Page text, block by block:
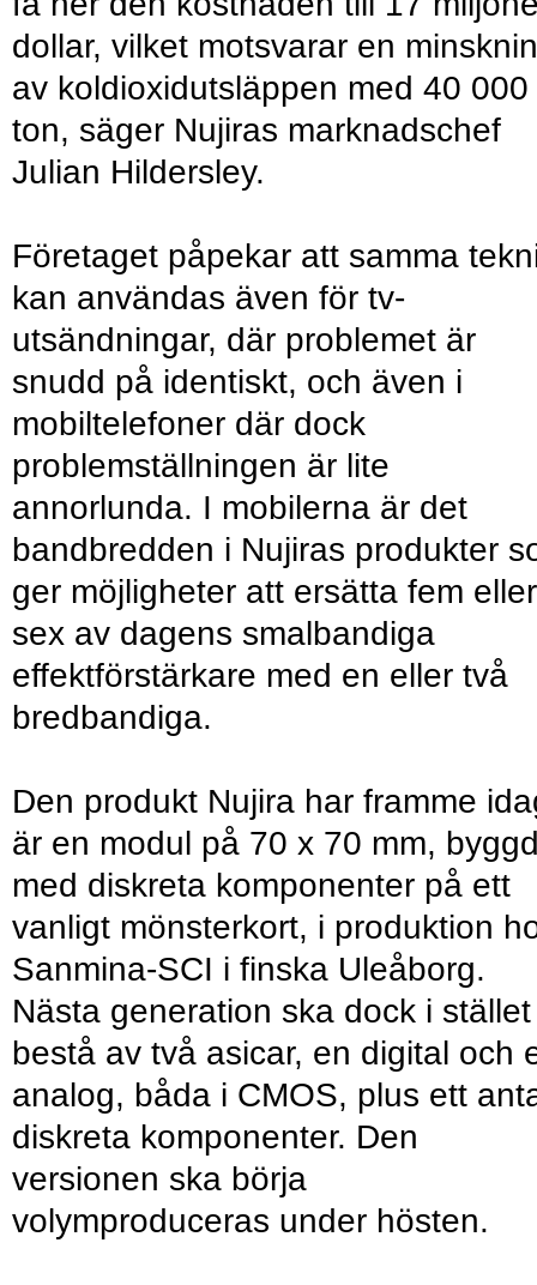
dollar, vilket motsvarar en
av koldioxidutsläppen med 40 000
ton, säger Nujiras marknadschef
Julian Hildersley.
Företaget påpekar att samma
kan användas även för tv-
utsändningar, där problemet är
snudd på identiskt, och även i
mobiltelefoner där dock
problemställningen är lite
annorlunda. I mobilerna är det
bandbredden i Nujiras produkter
ger möjligheter att ersätta fem eller
sex av dagens smalbandiga
effektförstärkare med en eller två
bredbandiga.
Den produkt Nujira har framme
är en modul på 70 x 70 mm,
med diskreta komponenter på ett
vanligt mönsterkort, i produktion
Sanmina-SCI i finska Uleåborg.
Nästa generation ska dock i stället
bestå av två asicar, en digital och
analog, båda i CMOS, plus ett
diskreta komponenter. Den
versionen ska börja
volymproduceras under hösten.